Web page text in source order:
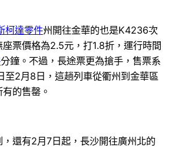
柯達零件州開往金華的也是K4236次
票價格為2.5元，打1.8折，運行時間
分鐘。不過，長途票更為搶手，售票系
至2月8日，這趟列車從衢州到金華區
的售罄。
還有2月7日起，長沙開往廣州北的